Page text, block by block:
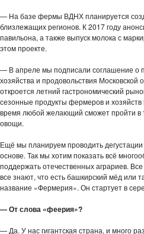
— На базе фермы ВДНХ планируется
близлежащих регионов. К 2017 году
павильона, а также выпуск молока с
этом проекте.
— В апреле мы подписали соглашение о
хозяйства и продовольствия
откроется летний гастрономический
сезонные продукты фермеров и
время любой желающий сможет пройти в
овощи.
Ещё мы планируем проводить
основе. Так мы хотим показать всё
поддержать отечественных аграриев.
все знают, что есть башкирский мёд или
название «Фермерия». Он стартует в
— От слова «феерия»?
— Да. У нас гигантская страна, и много